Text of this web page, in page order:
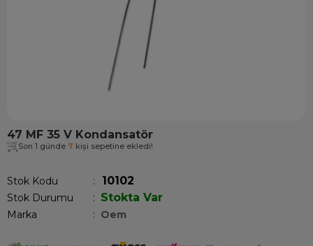
47 MF 35 V Kondansatör
Son 1 günde 7 kişi sepetine ekledi!
Stok Kodu 10102
Stok Durumu : Stokta Var
Marka : Oem